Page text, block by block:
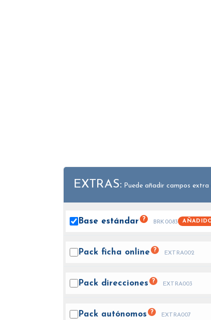
EXTRAS: Puede añadir campos
Base estándar ? BRK0083
Pack ficha online ? EXTRA002
Pack direcciones ? EXTRA003
Pack autónomos ? EXTRA007